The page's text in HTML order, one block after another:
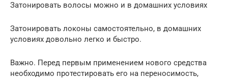
Затонировать волосы можно и в домашних условиях
Затонировать локоны самостоятельно, в домашних
условиях довольно легко и быстро.
Важно. Перед первым применением нового средства
необходимо протестировать его на переносимость,